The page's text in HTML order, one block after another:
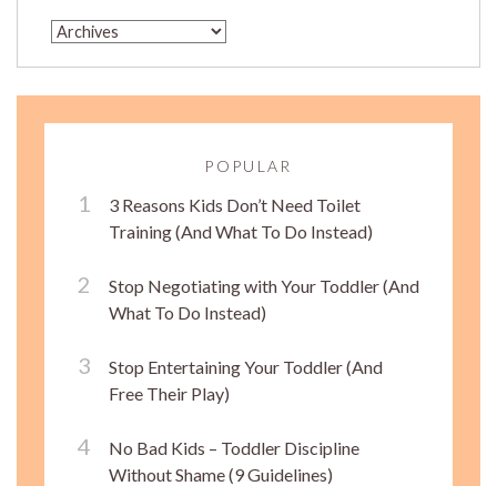
POPULAR
3 Reasons Kids Don’t Need Toilet
Training (And What To Do Instead)
Stop Negotiating with Your Toddler (And
What To Do Instead)
Stop Entertaining Your Toddler (And
Free Their Play)
No Bad Kids – Toddler Discipline
Without Shame (9 Guidelines)